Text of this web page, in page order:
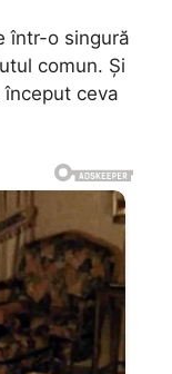
într-o singură
comun. Și
ceva